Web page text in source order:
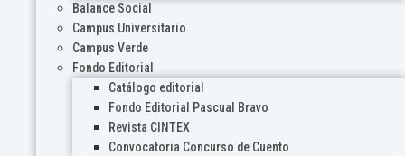
Balance Social
Campus Universitario
Campus Verde
Fondo Editorial
Catálogo editorial
Fondo Editorial Pascual Bravo
Revista CINTEX
Convocatoria Concurso de Cuento